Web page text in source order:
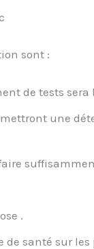
sont :
de tests sera
une
.
santé sur